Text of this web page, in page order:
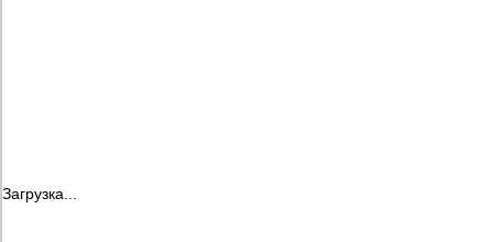
Загрузка...